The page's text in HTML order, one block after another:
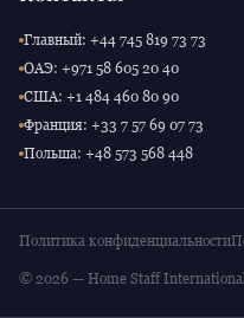
Главный: +44 745 819 73 73
ОАЭ: +971 58 605 20 40
США: +1 484 460 80 90
Франция: +33 7 57 69 07 73
Польша: +48 573 568 448
Политика конфиденциальности
© 2026 — Home Staff International